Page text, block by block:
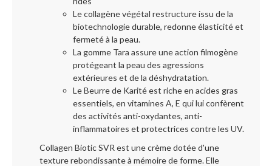
Le collagène végétal restructure issu de la
biotechnologie durable, redonne élasticité et
fermeté à la peau.
La gomme Tara assure une action filmogène
protégeant la peau des agressions
extérieures et de la déshydratation.
Le Beurre de Karité est riche en acides gras
essentiels, en vitamines A, E qui lui confèrent
des activités anti-oxydantes, anti-
inflammatoires et protectrices contre les UV.
Collagen Biotic SVR est une crème dotée d'une
texture rebondissante à mémoire de forme. Elle